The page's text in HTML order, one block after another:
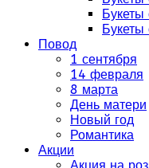
Букеты
Букеты
Повод
1 сентября
14 февраля
8 марта
День матери
Новый год
Романтика
Акции
Акция на